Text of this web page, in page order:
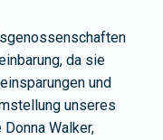
da sie
und
unseres
Walker,